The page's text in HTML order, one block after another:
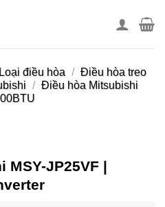
Loại điều hòa / Điều hòa treo
/ Điều hòa Mitsubishi
JP25VF |